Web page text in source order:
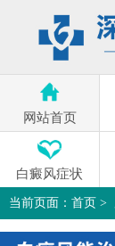
网站首页
白癜风症状
当前页面： 首页 >